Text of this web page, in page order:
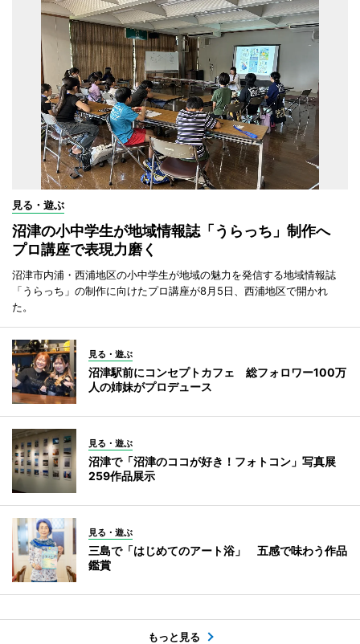
見る・遊ぶ
沼津の小中学生が地域情報誌「うらっち」制作へ
プロ講座で表現力磨く
沼津市内浦・西浦地区の小中学生が地域の魅力を発信する地域情報誌
「うらっち」の制作に向けたプロ講座が8月5日、西浦地区で開かれ
た。
見る・遊ぶ
沼津駅前にコンセプトカフェ 総フォロワー100万
人の姉妹がプロデュース
見る・遊ぶ
沼津で「沼津のココが好き！フォトコン」写真展
259作品展示
見る・遊ぶ
三島で「はじめてのアート浴」 五感で味わう作品
鑑賞
もっと見る